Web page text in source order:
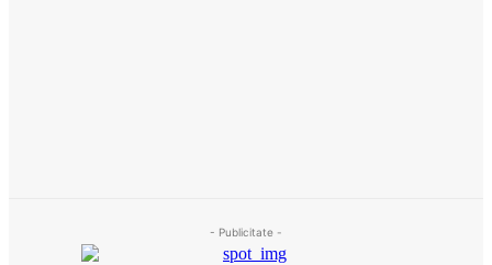
- Publicitate -